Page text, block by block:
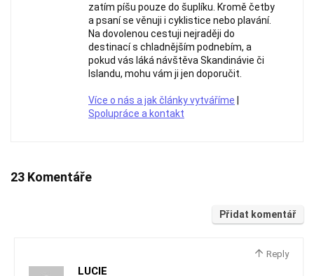
zatím píšu pouze do šuplíku. Kromě četby
a psaní se věnuji i cyklistice nebo plavání.
Na dovolenou cestuji nejraději do
destinací s chladnějším podnebím, a
pokud vás láká návštěva Skandinávie či
Islandu, mohu vám ji jen doporučit.
Více o nás a jak články vytváříme
Spolupráce a kontakt
23 Komentáře
Přidat komentář
Reply
LUCIE